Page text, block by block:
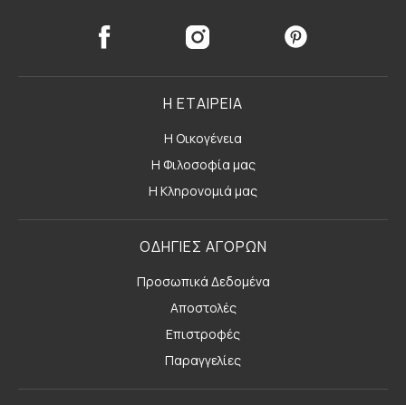
Η ΕΤΑΙΡΕΙΑ
Η Οικογένεια
Η Φιλοσοφία μας
Η Κληρονομιά μας
ΟΔΗΓΙΕΣ ΑΓΟΡΩΝ
Προσωπικά Δεδομένα
Αποστολές
Επιστροφές
Παραγγελίες